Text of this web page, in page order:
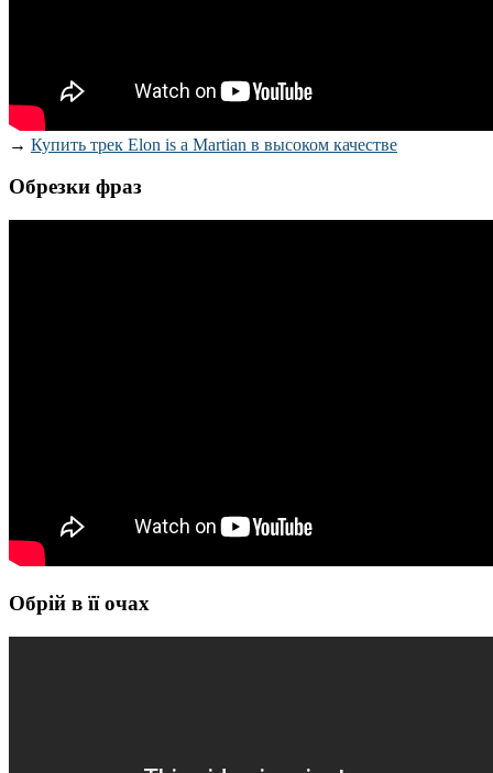
→ Купить трек Elon is a Martian в высоком качестве
Обрезки фраз
Обрій в її очах